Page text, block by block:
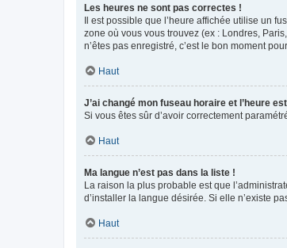
Les heures ne sont pas correctes !
Il est possible que l’heure affichée utilise un
zone où vous vous trouvez (ex : Londres,
n’êtes pas enregistré, c’est le bon moment
Haut
J’ai changé mon fuseau horaire et l’heure
Si vous êtes sûr d’avoir correctement
Haut
Ma langue n’est pas dans la liste !
La raison la plus probable est que
d’installer la langue désirée. Si elle n’existe
Haut